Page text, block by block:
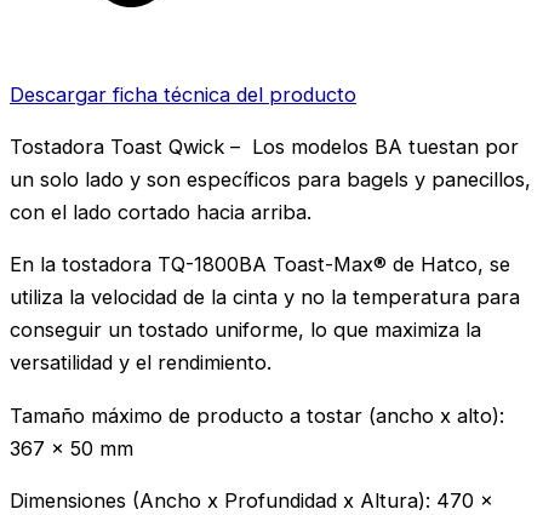
Descargar ficha técnica del producto
Tostadora Toast Qwick – Los modelos BA tuestan por
un solo lado y son específicos para bagels y panecillos,
con el lado cortado hacia arriba.
En la tostadora TQ-1800BA Toast-Max® de Hatco, se
utiliza la velocidad de la cinta y no la temperatura para
conseguir un tostado uniforme, lo que maximiza la
versatilidad y el rendimiento.
Tamaño máximo de producto a tostar (ancho x alto):
367 x 50 mm
Dimensiones (Ancho x Profundidad x Altura): 470 x